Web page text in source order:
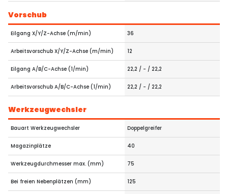
Vorschub
Eilgang X/Y/Z-Achse (m/min) 36
Arbeitsvorschub X/Y/Z-Achse (m/min) 12
Eilgang A/B/C-Achse (1/min) 22,2 / - / 22,2
Arbeitsvorschub A/B/C-Achse (1/min) 22,2 / - / 22,2
Werkzeugwechsler
Bauart Werkzeugwechsler Doppelgreifer
Magazinplätze 40
Werkzeugdurchmesser max. (mm) 75
Bei freien Nebenplätzen (mm) 125